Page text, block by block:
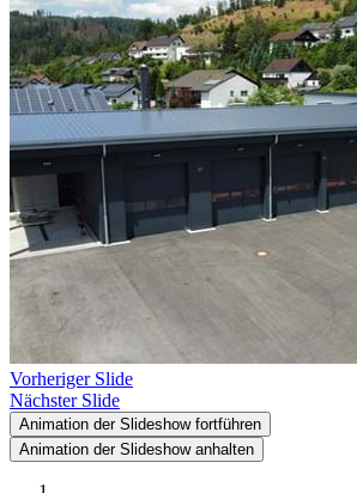
Vorheriger Slide
Nächster Slide
Animation der Slideshow fortführen
Animation der Slideshow anhalten